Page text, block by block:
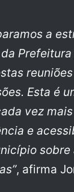
a
Prefeitura
Esta é
vez mais
e
sobre
, afirma